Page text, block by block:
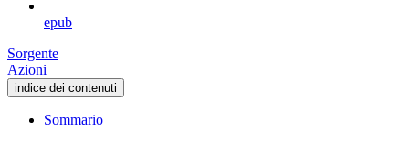
epub
Sorgente
Azioni
indice dei contenuti
Sommario